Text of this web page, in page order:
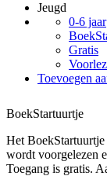
Jeugd
0-6 jaar
Gratis
Toevoegen
BoekStartuurtje
Het
wordt voorgelezen
Toegang is gratis.